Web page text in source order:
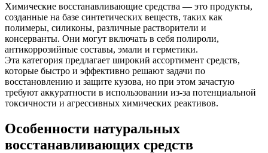
Химические восстанавливающие средства — это продукты,
созданные на базе синтетических веществ, таких как
полимеры, силиконы, различные растворители и
консерванты. Они могут включать в себя полироли,
антикоррозийные составы, эмали и герметики.
Эта категория предлагает широкий ассортимент средств,
которые быстро и эффективно решают задачи по
восстановлению и защите кузова, но при этом зачастую
требуют аккуратности в использовании из-за потенциальной
токсичности и агрессивных химических реактивов.
Особенности натуральных
восстанавливающих средств